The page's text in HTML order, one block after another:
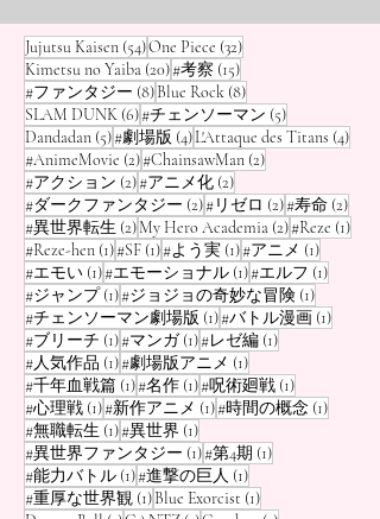
Ce n'est ni Eren, ni le
Caporal-chef Livaï. C'est
Jean Kirschte
Jujutsu Kaisen (54)54 posts
One Piece (32)32 posts
Kimetsu no Yaiba (20)20 posts
#考察 (15)15 posts
#ファンタジー (8)8 posts
Blue Rock (8)8 posts
SLAM DUNK (6)6 posts
#チェンソーマン (5)5 posts
Dandadan (5)5 posts
#劇場版 (4)4 posts
L'Attaque des Titans (4)4
#AnimeMovie (2)2 posts
#ChainsawMan (2)2 posts
#アクション (2)2 posts
#アニメ化 (2)2 posts
#ダークファンタジー (2)2 posts
#リゼロ (2)2 posts
#寿命 (2)2
#異世界転生 (2)2 posts
My Hero Academia (2)2 posts
#Reze (1)1 post
#Reze-hen (1)1 post
#SF (1)1 post
#よう実 (1)1 post
#アニメ (1)1 post
#エモい (1)1 post
#エモーショナル (1)1 post
#エルフ (1)1 post
#ジャンプ (1)1 post
#ジョジョの奇妙な冒険 (1)1 post
#チェンソーマン劇場版 (1)1 post
#バトル漫画 (1)1 post
#ブリーチ (1)1 post
#マンガ (1)1 post
#レゼ編 (1)1 post
#人気作品 (1)1 post
#劇場版アニメ (1)1 post
#千年血戦篇 (1)1 post
#名作 (1)1 post
#呪術廻戦 (1)1 post
#心理戦 (1)1 post
#新作アニメ (1)1 post
#時間の概念 (1)1 post
#無職転生 (1)1 post
#異世界 (1)1 post
#異世界ファンタジー (1)1 post
#第4期 (1)1 post
#能力バトル (1)1 post
#進撃の巨人 (1)1 post
#重厚な世界観 (1)1 post
Blue Exorcist (1)1 post